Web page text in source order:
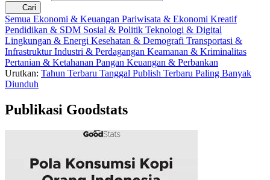
Cari
Semua Ekonomi & Keuangan Pariwisata & Ekonomi Kreatif
Pendidikan & SDM Sosial & Politik Teknologi & Digital
Lingkungan & Energi Kesehatan & Demografi Transportasi &
InfrastrukturIndustri & Perdagangan Keamanan & Kriminalitas
Pertanian & Ketahanan Pangan Keuangan & Perbankan
Urutkan: Tahun Terbaru Tanggal Publish Terbaru Paling Banyak
Diunduh
Publikasi Goodstats